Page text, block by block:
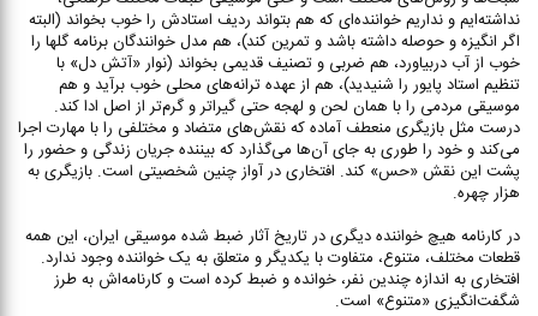
نداشته‌ایم و نداریم خواننده‌ای که هم بتواند ردیف استادش را خوب بخواند (البته
اگر انگیزه و حوصله داشته باشد و تمرین کند)، هم مدل خوانندگان برنامه گلها را
خوب از آب دربیاورد، هم ضربی و تصنیف قدیمی بخواند (نوار «آتش دل» با
تنظیم استاد پایور را شنیدید)، هم از عهده ترانه‌های محلی خوب برآید و هم
موسیقی مردمی را با همان لحن و لهجه حتی گیراتر و گرم‌تر از اصل ادا کند.
درست مثل بازیگری منعطف آماده که نقش‌های متضاد و مختلفی را با مهارت اجرا
می‌کند و خود را طوری به جای آن‌ها می‌گذارد که بیننده جریان زندگی و حضور را
پشت این نقش «حس» کند. افتخاری در آواز چنین شخصیتی است. بازیگری به
هزار چهره.
در کارنامه هیچ خواننده دیگری در تاریخ آثار ضبط شده موسیقی ایران، این همه
قطعات مختلف، متنوع، متفاوت با یکدیگر و متعلق به یک خواننده وجود ندارد.
افتخاری به اندازه چندین نفر، خوانده و ضبط کرده است و کارنامه‌اش به طرز
شگفت‌انگیزی «متنوع» است.